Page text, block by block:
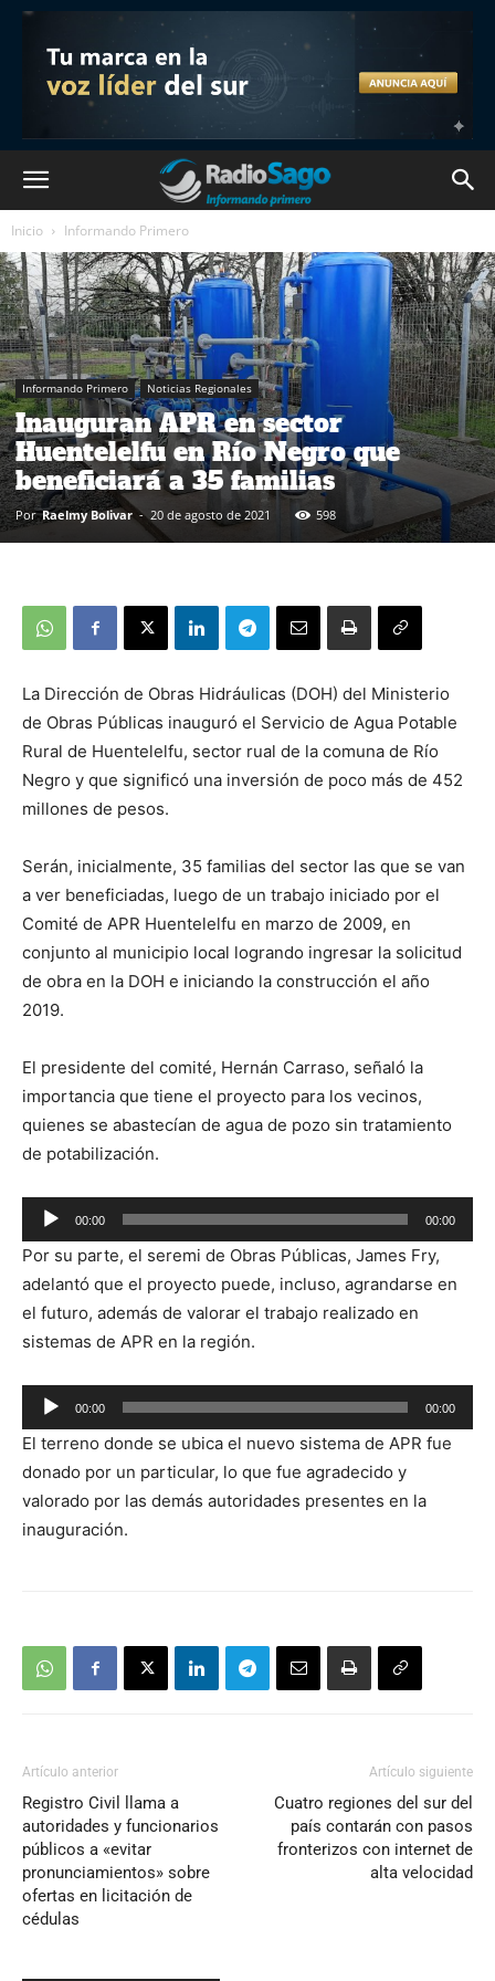
Inicio Informando Primero
Informando Primero Noticias Regionales
Inauguran APR en sector
Huentelelfu en Río Negro que
beneficiará a 35 familias
Por Raelmy Bolivar - 20 de agosto de 2021 598
La Dirección de Obras Hidráulicas (DOH) del Ministerio
de Obras Públicas inauguró el Servicio de Agua Potable
Rural de Huentelelfu, sector rual de la comuna de Río
Negro y que significó una inversión de poco más de 452
millones de pesos.
Serán, inicialmente, 35 familias del sector las que se van
a ver beneficiadas, luego de un trabajo iniciado por el
Comité de APR Huentelelfu en marzo de 2009, en
conjunto al municipio local logrando ingresar la solicitud
de obra en la DOH e iniciando la construcción el año
2019.
El presidente del comité, Hernán Carraso, señaló la
importancia que tiene el proyecto para los vecinos,
quienes se abastecían de agua de pozo sin tratamiento
de potabilización.
Reproductor
de
audio
00:00 00:00
Por su parte, el seremi de Obras Públicas, James Fry,
adelantó que el proyecto puede, incluso, agrandarse en
el futuro, además de valorar el trabajo realizado en
sistemas de APR en la región.
Reproductor
de
audio
00:00 00:00
El terreno donde se ubica el nuevo sistema de APR fue
donado por un particular, lo que fue agradecido y
valorado por las demás autoridades presentes en la
inauguración.
Artículo anterior
Registro Civil llama a
autoridades y funcionarios
públicos a «evitar
pronunciamientos» sobre
ofertas en licitación de
cédulas
Artículo siguiente
Cuatro regiones del sur del
país contarán con pasos
fronterizos con internet de
alta velocidad